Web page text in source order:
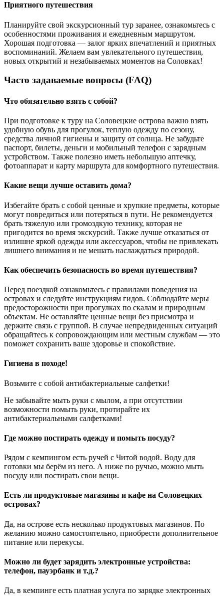
Приятного путешествия
Планируйте свой экскурсионный тур заранее, ознакомьтесь с
особенностями проживания и ежедневным маршрутом.
Хорошая подготовка — залог ярких впечатлений и приятных
воспоминаний. Желаем вам увлекательного путешествия,
новых открытий и незабываемых моментов на Соловках!
Часто задаваемые вопросы (FAQ)
Что обязательно взять с собой?
При подготовке к туру на Соловецкие острова важно взять
удобную обувь для прогулок, теплую одежду по сезону,
средства личной гигиены и защиту от солнца. Не забудьте
паспорт, билеты, деньги и мобильный телефон с зарядным
устройством. Также полезно иметь небольшую аптечку,
фотоаппарат и карту маршрута для комфортного путешествия.
Какие вещи лучше оставить дома?
Избегайте брать с собой ценные и хрупкие предметы, которые
могут повредиться или потеряться в пути. Не рекомендуется
брать тяжелую или громоздкую технику, которая не
пригодится во время экскурсий. Также лучше отказаться от
излишне яркой одежды или аксессуаров, чтобы не привлекать
лишнего внимания и не мешать наслаждаться природой.
Как обеспечить безопасность во время путешествия?
Перед поездкой ознакомьтесь с правилами поведения на
островах и следуйте инструкциям гидов. Соблюдайте меры
предосторожности при прогулках по скалам и природным
объектам. Не оставляйте ценные вещи без присмотра и
держите связь с группой. В случае непредвиденных ситуаций
обращайтесь к сопровождающим или местным службам — это
поможет сохранить ваше здоровье и спокойствие.
Гигиена в походе!
Возьмите с собой антибактериальные салфетки!
Не забывайте мыть руки с мылом, а при отсутствии
возможности помыть руки, протирайте их
антибактериальными салфетками!
Где можно постирать одежду и помыть посуду?
Рядом с кемпингом есть ручей с Читой водой. Воду для
готовки мы берём из него. А ниже по ручью, можно мыть
посуду или постирать свои вещи.
Есть ли продуктовые магазины и кафе на Соловецких
островах?
Да, на острове есть несколько продуктовых магазинов. По
желанию можно самостоятельно, приобрести дополнительное
питание или перекусы.
Можно ли будет зарядить электронные устройства:
телефон, пауэрбанк и т.д.?
Да, в кемпинге есть платная услуга по зарядке электронных